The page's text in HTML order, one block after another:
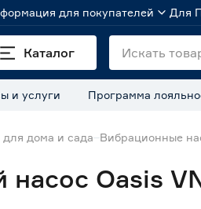
для покупателей Для
Каталог
и услуги Программа
дома и сада Вибрационные
Oasis